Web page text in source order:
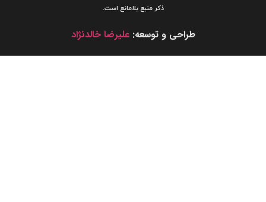
ذکر منبع بلامانع است.
طراحی و توسعه:علیرضا خالدنژاد